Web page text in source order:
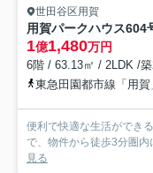
世田谷区用賀
用賀パークハウス604
1億1,480万円
6階 / 63.13㎡ / 2LDK /
東急田園都市線「用
便利で快適な生活ができ
で、物件から徒歩3分圏
見る